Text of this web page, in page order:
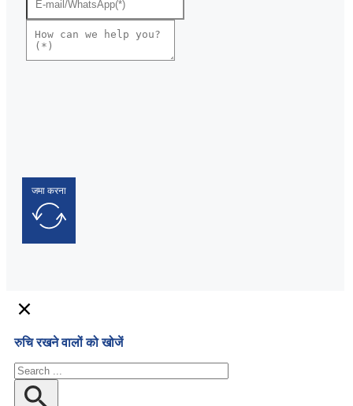
जमा करना
रुचि रखने वालों को खोजें
खोज